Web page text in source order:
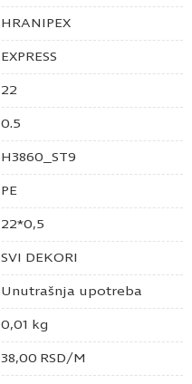
HRANIPEX
EXPRESS
22
0.5
H3860_ST9
PE
22*0,5
SVI DEKORI
Unutrašnja upotreba
0,01 kg
38,00 RSD/M